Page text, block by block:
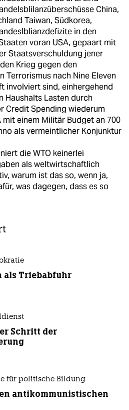
China,
Taiwan, Südkorea,
in den
voran USA, gepaart mit
Staatsverschuldung jener
Krieg gegen den
Terrorismus nach Nine Eleven
involviert sind, einhergehend
Haushalts Lasten durch
Credit Spending wiederum
mit einem Militär Budget an 700
als vermeintlicher Konjunktur
die WTO keinerlei
als weltwirtschaftlich
warum ist das so, wenn ja,
was dagegen, dass es so
als Triebabfuhr
Schritt der
für politische Bildung
antikommunistischen